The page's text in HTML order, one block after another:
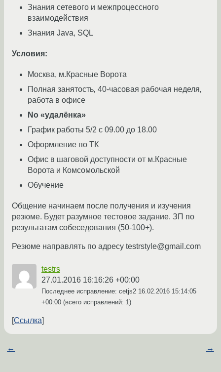
Знания сетевого и межпроцессного
взаимодействия
Знания Java, SQL
Условия:
Москва, м.Красные Ворота
Полная занятость‚ 40-часовая рабочая неделя‚
работа в офисе
No «удалёнка»
График работы 5/2 с 09.00 до 18.00
Оформление по ТК
Офис в шаговой доступности от м.Красные
Ворота и Комсомольской
Обучение
Общение начинаем после получения и изучения
резюме. Будет разумное тестовое задание. ЗП по
результатам собеседования (50-100+).
Резюме направлять по адресу testrstyle@gmail.com
testrs
27.01.2016 16:16:26 +00:00
Последнее исправление: cetjs2 16.02.2016 15:14:05
+00:00 (всего исправлений: 1)
Ссылка
← →